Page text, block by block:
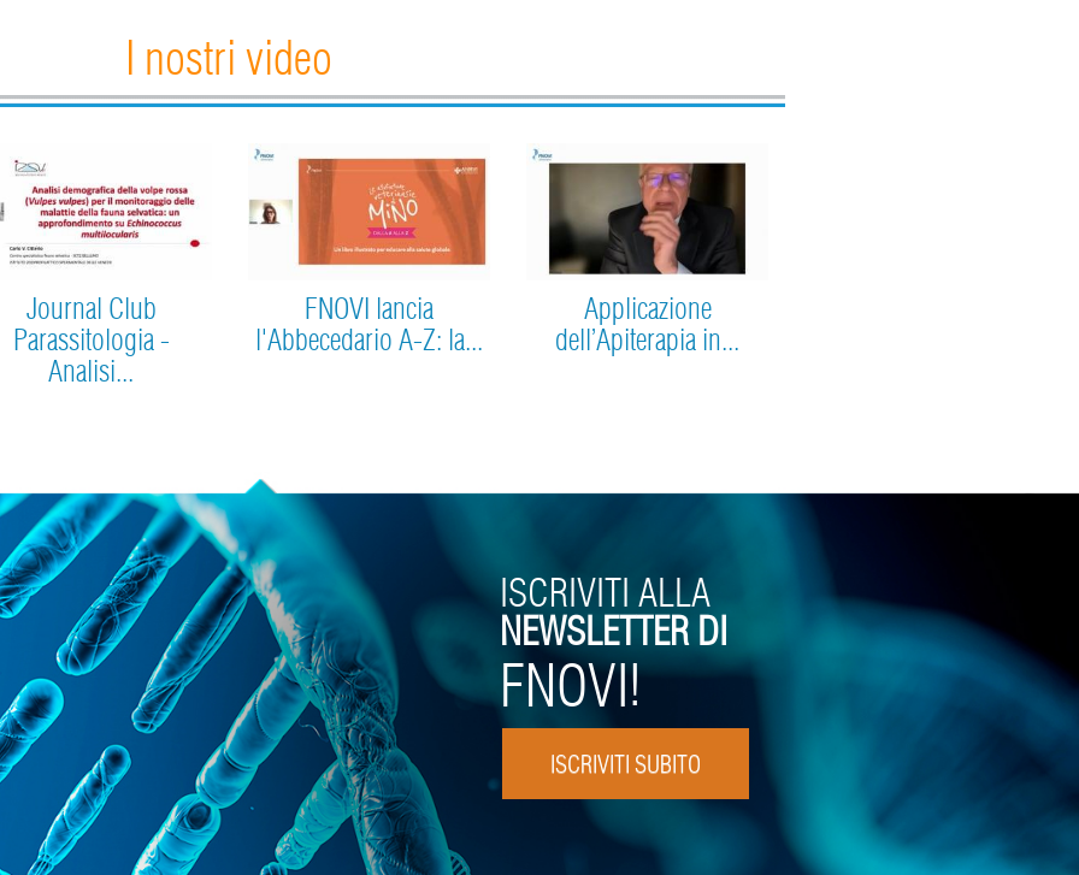
I nostri video
Journal Club
Parassitologia -
Analisi...
FNOVI lancia
l'Abbecedario A-Z: la...
Applicazione
dell’Apiterapia in...
FNOVI!
ISCRIVITI SUBITO
ISCRIVITI ALLA
NEWSLETTER DI